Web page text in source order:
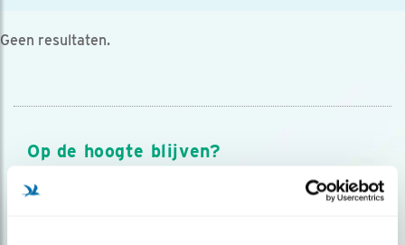
Geen resultaten.
Op de hoogte blijven?
Meld je aan en ontvang nieuws, inspiratie, acties en tips
over vogels en activiteiten van Vogelbescherming.